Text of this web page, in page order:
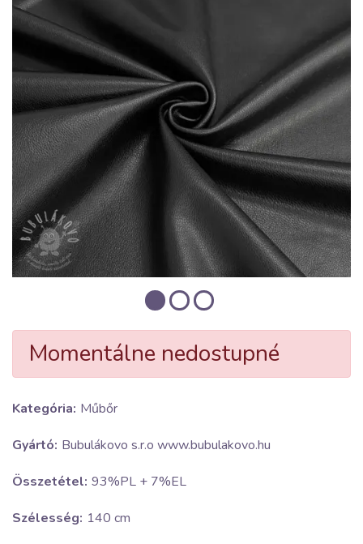
Momentálne nedostupné
Kategória: Műbőr
Gyártó: Bubulákovo s.r.o www.bubulakovo.hu
Összetétel: 93%PL + 7%EL
Szélesség: 140 cm